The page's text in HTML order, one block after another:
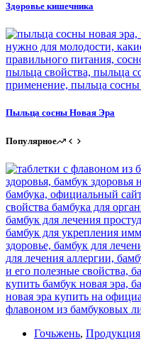
Здоровье кишечника
Пыльца сосны Новая Эра
Популярное
Гочьжень, Продукция